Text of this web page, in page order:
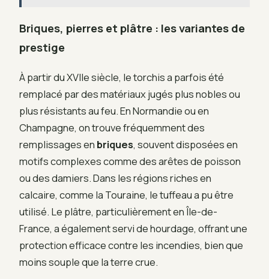
Briques, pierres et plâtre : les variantes de
prestige
À partir du XVIIe siècle, le torchis a parfois été
remplacé par des matériaux jugés plus nobles ou
plus résistants au feu. En Normandie ou en
Champagne, on trouve fréquemment des
remplissages en briques, souvent disposées en
motifs complexes comme des arêtes de poisson
ou des damiers. Dans les régions riches en
calcaire, comme la Touraine, le tuffeau a pu être
utilisé. Le plâtre, particulièrement en Île-de-
France, a également servi de hourdage, offrant une
protection efficace contre les incendies, bien que
moins souple que la terre crue.